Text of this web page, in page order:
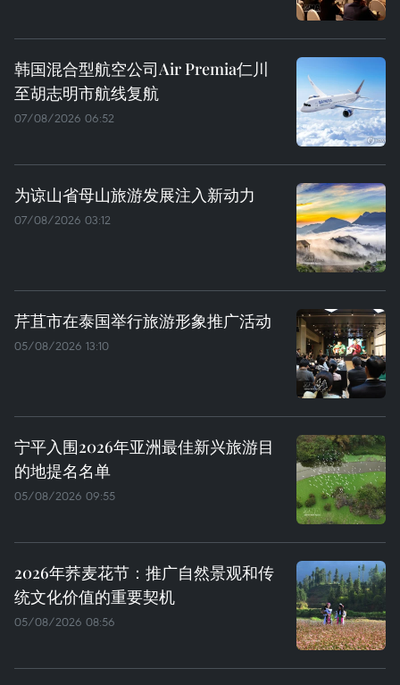
韩国混合型航空公司Air Premia仁川
至胡志明市航线复航
07/08/2026 06:52
为谅山省母山旅游发展注入新动力
07/08/2026 03:12
芹苴市在泰国举行旅游形象推广活动
05/08/2026 13:10
宁平入围2026年亚洲最佳新兴旅游目
的地提名名单
05/08/2026 09:55
2026年荞麦花节：推广自然景观和传
统文化价值的重要契机
05/08/2026 08:56